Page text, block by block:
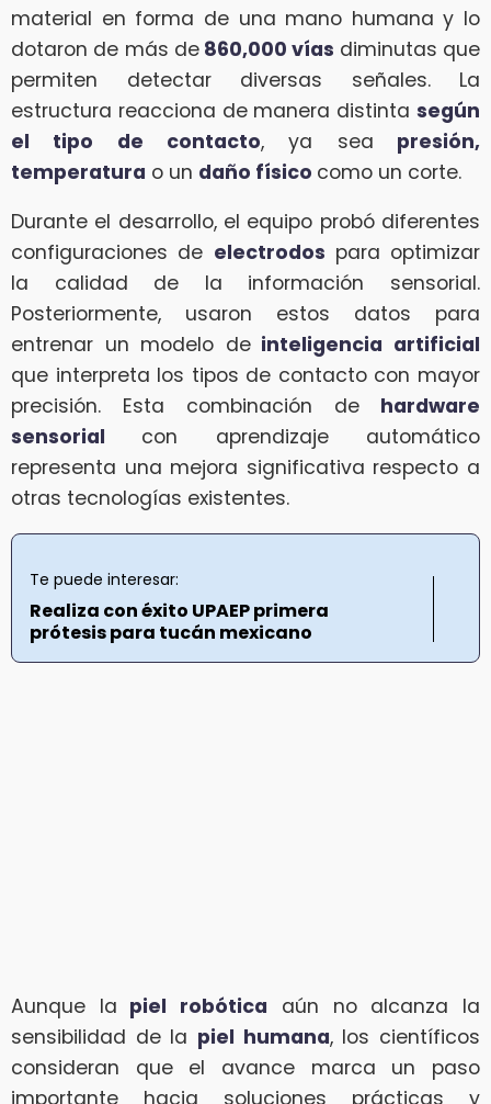
material en forma de una mano humana y lo
dotaron de más de860,000 vías diminutas que
permiten detectar diversas señales. La
estructura reacciona de manera distinta según
el tipo de contacto, ya sea presión,
temperatura o un daño físico como un corte.
Durante el desarrollo, el equipo probó diferentes
configuraciones de electrodos para optimizar
la calidad de la información sensorial.
Posteriormente, usaron estos datos para
entrenar un modelo deinteligencia artificial
que interpreta los tipos de contacto con mayor
precisión. Esta combinación de hardware
sensorial con aprendizaje automático
representa una mejora significativa respecto a
otras tecnologías existentes.
Te puede interesar:
Realiza con éxito UPAEP primera
prótesis para tucán mexicano
Aunque la piel robótica aún no alcanza la
sensibilidad de la piel humana, los científicos
consideran que el avance marca un paso